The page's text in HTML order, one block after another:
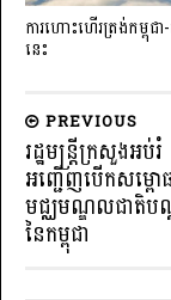
ការហោះហើរត្រង់កម្ពុជ
នេះ
PREVIOUS
រដ្ឋមន្ត្រីក្រសួងអប់រំ
អញ្ជើញបើកសម្ពោធ
មជ្ឈមណ្ឌលជាតិបណ្
នៃកម្ពុជា